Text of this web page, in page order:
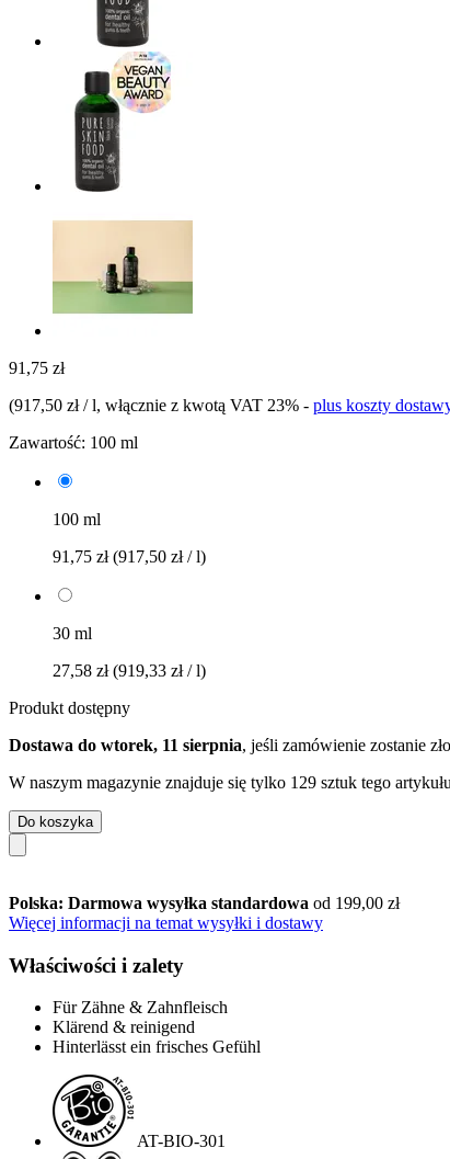
91,75 zł
(917,50 zł / l, włącznie z kwotą VAT 23% - plus koszty
Zawartość: 100 ml
100 ml
91,75 zł(917,50 zł / l)
30 ml
27,58 zł(919,33 zł / l)
Produkt dostępny
Dostawa do wtorek, 11 sierpnia, jeśli zamówienie zostanie
W naszym magazynie znajduje się tylko 129 sztuk tego
Do koszyka
Polska: Darmowa wysyłka standardowa od 199,00 zł
Więcej informacji na temat wysyłki i dostawy
Właściwości i zalety
Für Zähne & Zahnfleisch
Klärend & reinigend
Hinterlässt ein frisches Gefühl
AT-BIO-301